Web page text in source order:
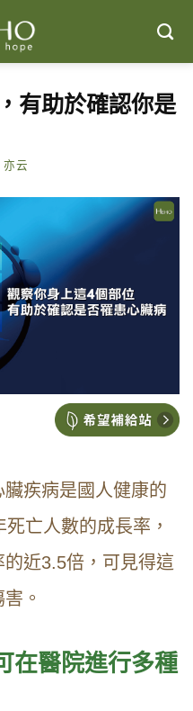
有助於確認你是
亦云
疾病是國人健康的
亡人數的成長率，
近3.5倍，可見得這
。
在醫院進行多種